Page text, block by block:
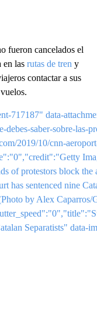
fueron cancelados el
en las rutas de tren y
contactar a sus
717187" data-
saber-sobre-las-
2019/10/cnn-
of protestors block
has sentenced nine
by Alex
Separatists" data-